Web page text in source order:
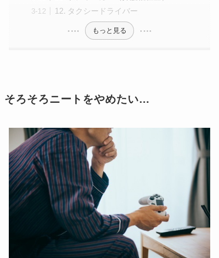
12. タクシードライバー
もっと見る
そろそろニートをやめたい…